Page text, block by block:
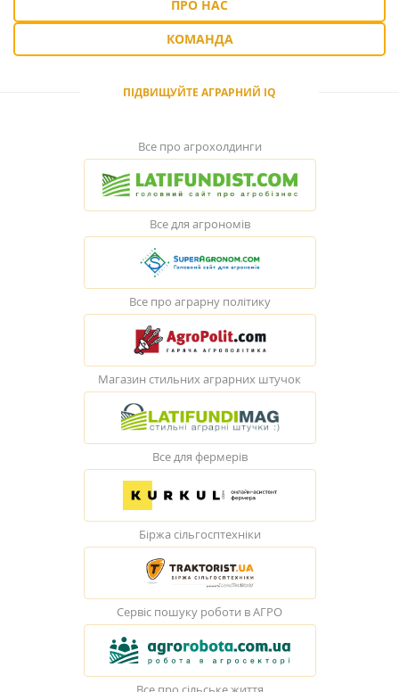
ПРО НАС
КОМАНДА
ПІДВИЩУЙТЕ АГРАРНИЙ IQ
Все про агрохолдинги
Все для агрономів
Все про аграрну політику
Магазин стильних аграрних штучок
Все для фермерів
Біржа сільгосптехніки
Сервіс пошуку роботи в АГРО